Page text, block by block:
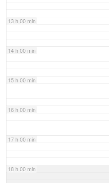
13 h 00 min
14 h 00 min
15 h 00 min
16 h 00 min
17 h 00 min
18 h 00 min